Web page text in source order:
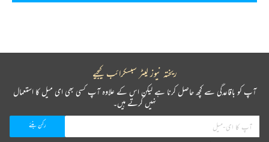
ریختہ نیوز لیٹر سبسکرائب کیجیے
آپ کو باقاعدگی سے کچھ حاصل کرنا ہے لیکن اس کے علاوہ آپ کسی بھی ای میل کا استعمال
نہیں کرتے ہیں۔